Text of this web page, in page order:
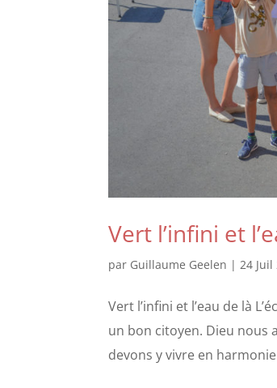
Vert l’infini et
par Guillaume Geelen | 24 Juil
Vert l’infini et l’eau de là
un bon citoyen. Dieu nous
devons y vivre en